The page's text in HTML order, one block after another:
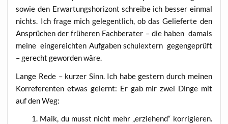
sowie den Erwar­tungs­ho­ri­zont schrei­be ich bes­ser ein­mal
nichts. Ich fra­ge mich gele­gent­lich, ob das Gelie­fer­te den
Ansprü­chen der frü­he­ren Fach­be­ra­ter – die haben damals
mei­ne ein­ge­reich­ten Auf­ga­ben schul­ex­tern gegen­ge­prüft
– gerecht gewor­den wäre.
Lan­ge Rede – kur­zer Sinn. Ich habe ges­tern durch mei­nen
Kor­re­fe­ren­ten etwas gelernt: Er gab mir zwei Din­ge mit
auf den Weg:
Maik, du musst nicht mehr „erzie­hend“ kor­ri­gie­ren.